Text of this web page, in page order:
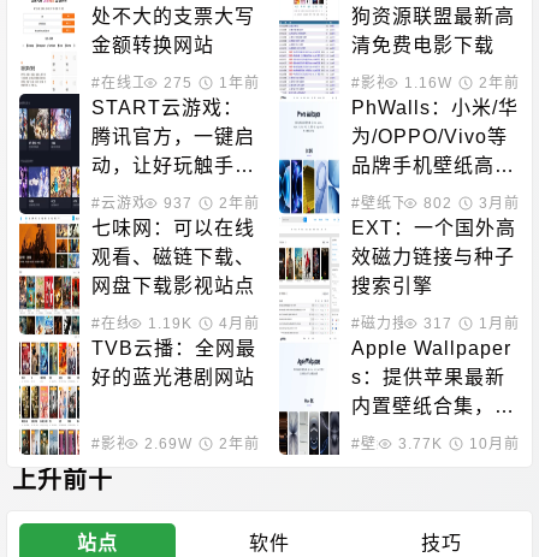
处不大的支票大写
金额转换网站
#在线工具 275 1年前
狗资源联盟最新高
清免费电影下载
#影视下载1.16W 2年前
START云游戏：
腾讯官方，一键启
动，让好玩触手可
及
#云游戏 937 2年前
PhWalls：小米/华
为/OPPO/Vivo等
品牌手机壁纸高清
下载平台
#壁纸下载802 3月前
七味网：可以在线
观看、磁链下载、
网盘下载影视站点
#在线影音 #影视下载
1.19K 4月前
EXT：一个国外高
效磁力链接与种子
搜索引擎
#磁力搜索317 1月前
TVB云播：全网最
好的蓝光港剧网站
#影视下载 #在线影音
2.69W 2年前
Apple Wallpaper
s：提供苹果最新
内置壁纸合集，支
持高清无水印下载
#壁纸下载
3.77K 10月前
上升前十
站点 软件 技巧